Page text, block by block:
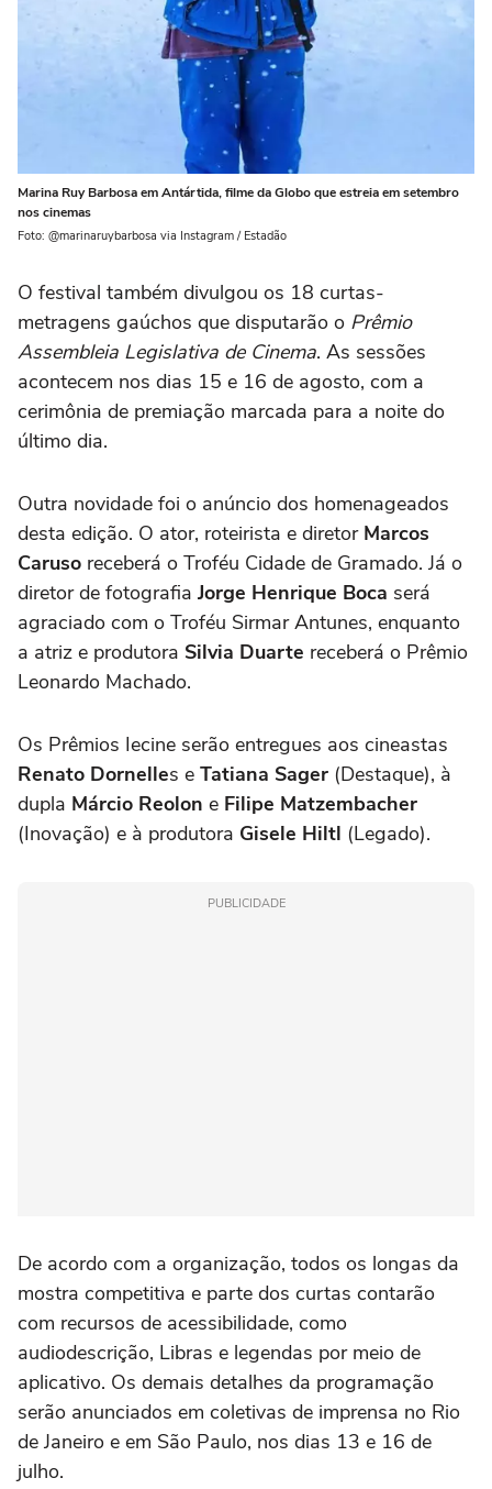
Marina Ruy Barbosa em Antártida, filme da Globo que estreia em setembro
nos cinemas
Foto: @marinaruybarbosa via Instagram / Estadão
O festival também divulgou os 18 curtas-
metragens gaúchos que disputarão o Prêmio
Assembleia Legislativa de Cinema. As sessões
acontecem nos dias 15 e 16 de agosto, com a
cerimônia de premiação marcada para a noite do
último dia.
Outra novidade foi o anúncio dos homenageados
desta edição. O ator, roteirista e diretor Marcos
Caruso receberá o Troféu Cidade de Gramado. Já o
diretor de fotografia Jorge Henrique Boca será
agraciado com o Troféu Sirmar Antunes, enquanto
a atriz e produtora Silvia Duarte receberá o Prêmio
Leonardo Machado.
Os Prêmios Iecine serão entregues aos cineastas
Renato Dornelles e Tatiana Sager (Destaque), à
dupla Márcio Reolon e Filipe Matzembacher
(Inovação) e à produtora Gisele Hiltl (Legado).
PUBLICIDADE
De acordo com a organização, todos os longas da
mostra competitiva e parte dos curtas contarão
com recursos de acessibilidade, como
audiodescrição, Libras e legendas por meio de
aplicativo. Os demais detalhes da programação
serão anunciados em coletivas de imprensa no Rio
de Janeiro e em São Paulo, nos dias 13 e 16 de
julho.